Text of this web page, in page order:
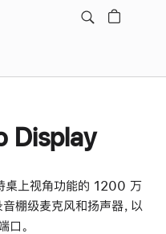
Display
桌上视角功能的 1200 万
棚级麦克风和扬声器，以
口。